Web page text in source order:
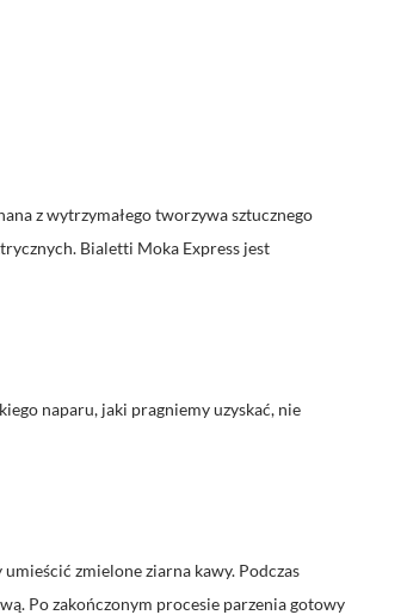
z wytrzymałego tworzywa sztucznego
Bialetti Moka Express jest
naparu, jaki pragniemy uzyskać, nie
zmielone ziarna kawy. Podczas
Po zakończonym procesie parzenia gotowy